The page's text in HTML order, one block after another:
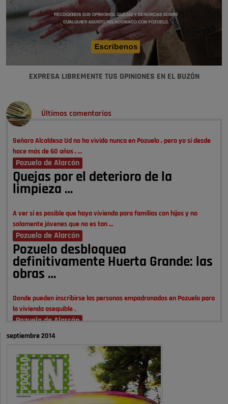
EXPRESA LIBREMENTE TUS OPINIONES EN EL BUZÓN
Últimos comentarios
Señora Alcaldesa Ud no ha vivido nunca en Pozuelo , pero yo si desde
hace más de 60 años , …
Pozuelo de Alarcón
Quejas por el deterioro de la
limpieza …
A ver si es posible que haya vivienda para familias con hijos y no
solamente jóvenes que no es tan …
Pozuelo de Alarcón
Pozuelo desbloquea
definitivamente Huerta Grande: las
obras …
Donde pueden inscribirse las personas empadronados en Pozuelo para
la vivienda asequible .
Pozuelo de Alarcón
Pozuelo desbloquea
definitivamente Huerta Grande: las
obras …
También pienso que si no fuéramos tan sucios no haría falta denunciar
nada
septiembre 2014